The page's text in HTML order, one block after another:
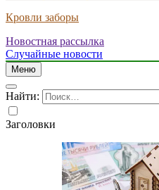
Кровли заборы
Новостная рассылка
Случайные новости
Меню
Найти:
Заголовки